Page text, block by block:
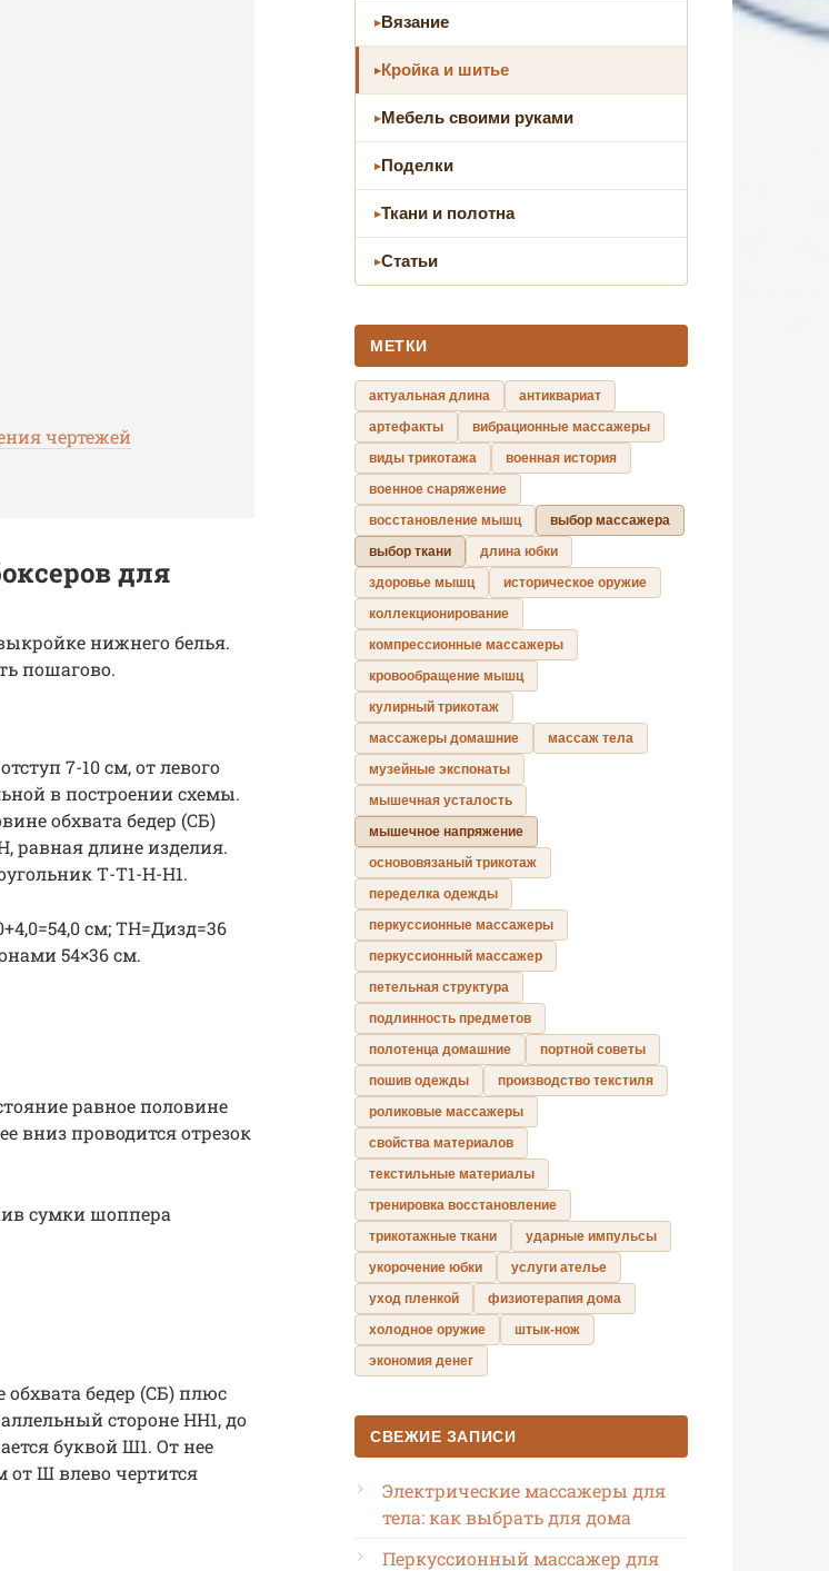
чертежей
для
нижнего белья.
пошагово.
7-10 см, от левого
в построении схемы.
обхвата бедер (СБ)
равная длине изделия.
Т-Т1-Н-Н1.
см; ТН=Дизд=36
54×36 см.
равное половине
вниз проводится отрезок
сумки шоппера
бедер (СБ) плюс
стороне НН1, до
буквой Ш1. От нее
от Ш влево чертится
Вязание
Кройка и шитье
Мебель своими руками
Поделки
Ткани и полотна
Статьи
МЕТКИ
актуальная длина
антиквариат
артефакты
вибрационные массажеры
виды трикотажа
военная история
военное снаряжение
восстановление мышц
выбор массажера
выбор ткани
длина юбки
здоровье мышц
историческое оружие
коллекционирование
компрессионные массажеры
кровообращение мышц
кулирный трикотаж
массажеры домашние
массаж тела
музейные экспонаты
мышечная усталость
мышечное напряжение
основовязаный трикотаж
переделка одежды
перкуссионные массажеры
перкуссионный массажер
петельная структура
подлинность предметов
полотенца домашние
портной советы
пошив одежды
производство текстиля
роликовые массажеры
свойства материалов
текстильные материалы
тренировка восстановление
трикотажные ткани
ударные импульсы
укорочение юбки
услуги ателье
уход пленкой
физиотерапия дома
холодное оружие
штык-нож
экономия денег
СВЕЖИЕ ЗАПИСИ
Электрические массажеры для
тела: как выбрать для дома
Перкуссионный массажер для